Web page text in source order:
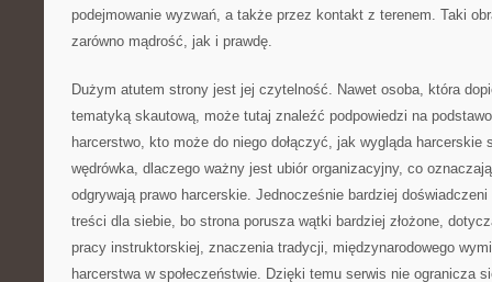
podejmowanie wyzwań, a także przez kontakt z terenem. Taki
zarówno mądrość, jak i prawdę.
Dużym atutem strony jest jej czytelność. Nawet osoba, która
tematyką skautową, może tutaj znaleźć podpowiedzi na
harcerstwo, kto może do niego dołączyć, jak wygląda harcerskie
wędrówka, dlaczego ważny jest ubiór organizacyjny, co
odgrywają prawo harcerskie. Jednocześnie bardziej
treści dla siebie, bo strona porusza wątki bardziej złożone,
pracy instruktorskiej, znaczenia tradycji, międzynarodowego
harcerstwa w społeczeństwie. Dzięki temu serwis nie ogranicza